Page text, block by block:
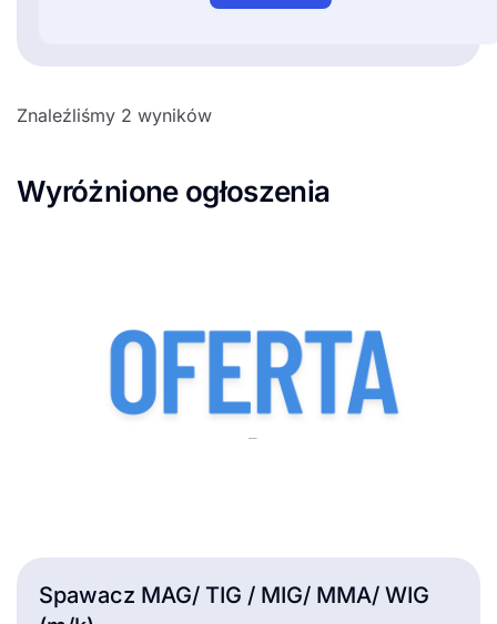
Znaleźliśmy 2 wyników
Wyróżnione ogłoszenia
Spawacz MAG/ TIG / MIG/ MMA/ WIG